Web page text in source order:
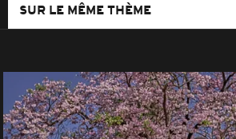
SUR LE MÊME THÈME